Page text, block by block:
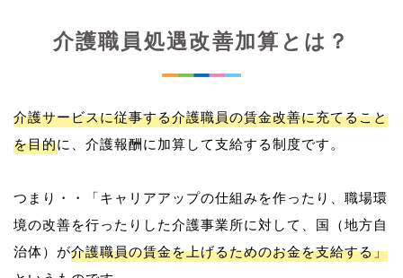
介護職員処遇改善加算とは？
介護サービスに従事する介護職員の賃金改善に充てること
を目的に、介護報酬に加算して支給する制度です。
つまり・・「キャリアアップの仕組みを作ったり、職場環
境の改善を行ったりした介護事業所に対して、国（地方自
治体）が介護職員の賃金を上げるためのお金を支給する」